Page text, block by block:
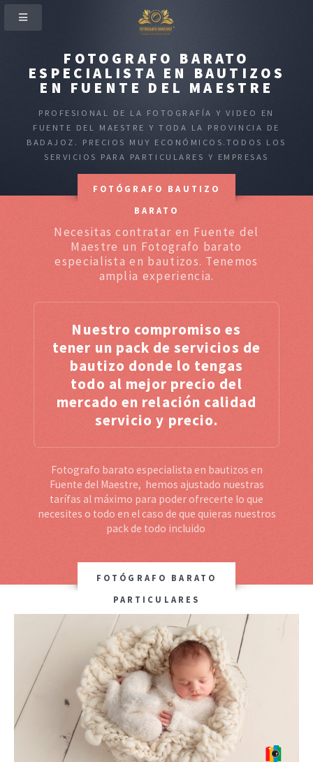
FOTOGRAFO BARATO
ESPECIALISTA EN BAUTIZOS
EN FUENTE DEL MAESTRE
PROFESIONAL DE LA FOTOGRAFÍA Y VIDEO EN
FUENTE DEL MAESTRE Y TODA LA PROVINCIA DE
BADAJOZ. PRECIOS MUY ECONÓMICOS.TODOS LOS
SERVICIOS PARA PARTICULARES Y EMPRESAS
FOTÓGRAFO BAUTIZO
BARATO
Necesitas contratar en Fuente del
Maestre un Fotografo barato
especialista en bautizos. Tenemos
amplia experiencia.
Nuestro compromiso es
tener un pack de servicios de
bautizo donde lo tengas
todo al mejor precio del
mercado en relación calidad
servicio y precio.
Fotografo barato especialista en bautizos en
Fuente del Maestre, hemos ajustado nuestras
tarífas al máximo para poder ofrecerte lo que
necesites o todo en el caso de que quieras nuestros
pack de todo incluido
FOTÓGRAFO BARATO
PARTICULARES